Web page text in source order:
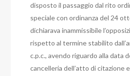
disposto il passaggio dal rito
speciale con ordinanza del 24
dichiarava inammissibile
rispetto al termine stabilito
c.p.c., avendo riguardo alla data
cancelleria dell’atto di citazione